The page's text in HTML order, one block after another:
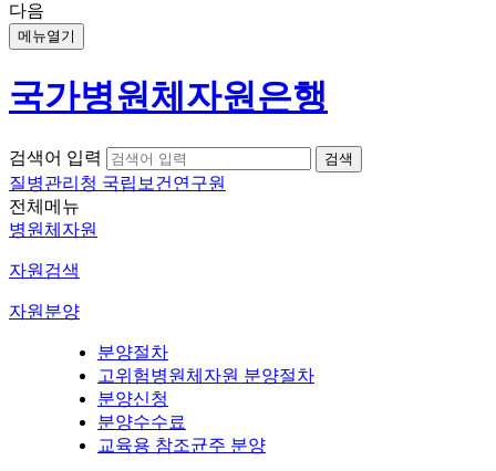
다음
메뉴열기
국가병원체자원은행
검색어 입력
질병관리청 국립보건연구원
전체메뉴
병원체자원
자원검색
자원분양
분양절차
고위험병원체자원 분양절차
분양신청
분양수수료
교육용 참조균주 분양